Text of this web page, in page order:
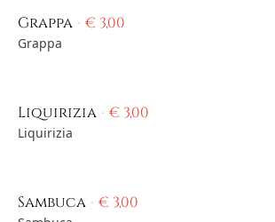
Grappa € 3,00
Grappa
Liquirizia € 3,00
Liquirizia
Sambuca € 3,00